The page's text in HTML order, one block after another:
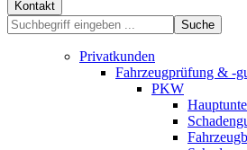
Kontakt
Suche
Privatkunden
Fahrzeugprüfung & -
PKW